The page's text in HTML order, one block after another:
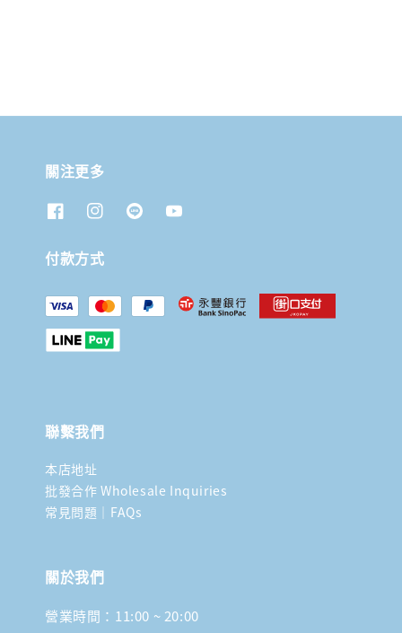
關注更多
付款方式
聯繫我們
本店地址
批發合作 Wholesale Inquiries
常見問題｜FAQs
關於我們
營業時間：11:00 ~ 20:00